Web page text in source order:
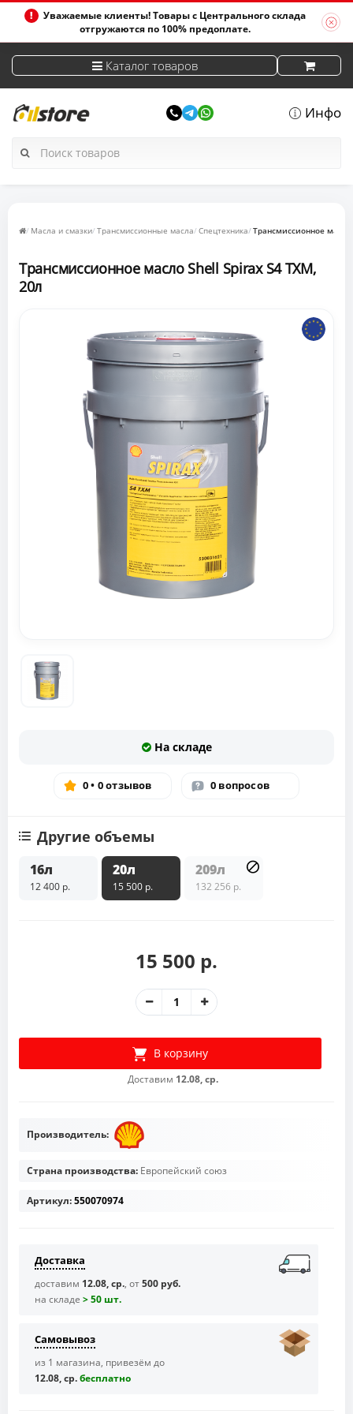
Уважаемые клиенты! Товары с Центрального склада
отгружаются по 100% предоплате.
Каталог товаров
Инфо
Масла и смазки Трансмиссионные масла Спецтехника Tрансмиссионное
Tрансмиссионное масло Shell Spirax S4 TXM,
20л
На складе
0 • 0 отзывов 0 вопросов
Другие объемы
16л
12 400 р.
20л
15 500 р.
209л
132 256 р.
15 500 р.
В корзину
Доставим 12.08, ср.
Производитель:
Страна производства: Европейский союз
Артикул:550070974
Доставка
доставим 12.08, ср., от500 руб.
на складе > 50 шт.
Самовывоз
из 1 магазина, привезём до
12.08, ср.бесплaтно